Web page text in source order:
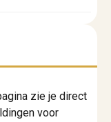
zie je direct
voor